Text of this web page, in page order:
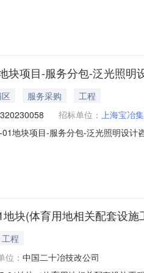
块项目-服务分包-泛光照明
服务采购
工程
招标单位： 上海宝冶
地块项目-服务分包-泛光照明设
项目概况：1、询价编号：
块(体育用地相关配套设
工程
位： 中国二十冶技改公司